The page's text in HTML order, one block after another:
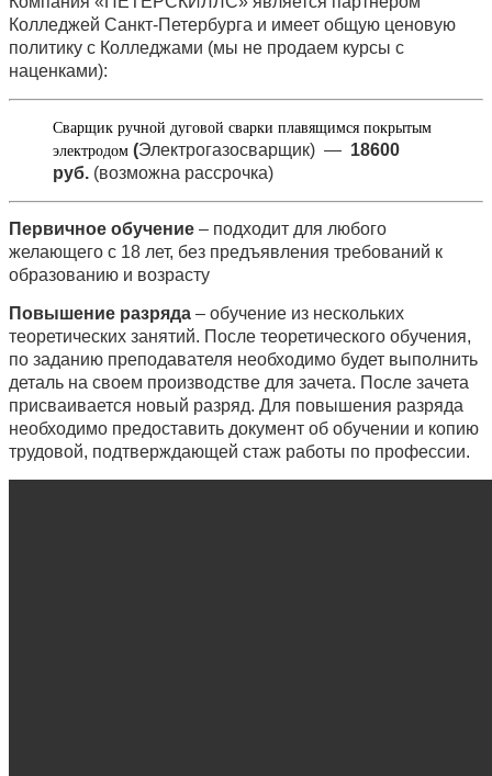
Колледжей Санкт-Петербурга и имеет общую ценовую
политику с Колледжами (мы не продаем курсы с
наценками):
Сварщик ручной дуговой сварки плавящимся покрытым
электродом (Электрогазосварщик) — 18600
руб. (возможна рассрочка)
Первичное обучение – подходит для любого
желающего с 18 лет, без предъявления требований к
образованию и возрасту
Повышение разряда – обучение из нескольких
теоретических занятий. После теоретического обучения,
по заданию преподавателя необходимо будет выполнить
деталь на своем производстве для зачета. После зачета
присваивается новый разряд. Для повышения разряда
необходимо предоставить документ об обучении и копию
трудовой, подтверждающей стаж работы по профессии.